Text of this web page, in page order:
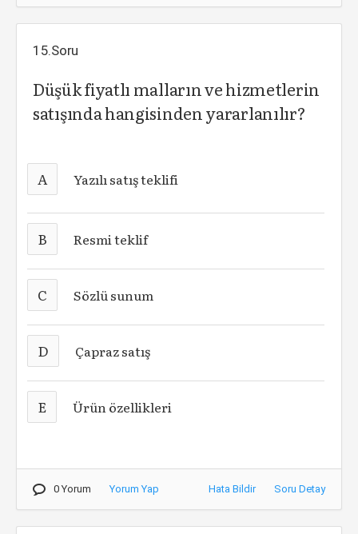
15.Soru
Düşük fiyatlı malların ve hizmetlerin
satışında hangisinden yararlanılır?
A Yazılı satış teklifi
B Resmi teklif
C Sözlü sunum
D Çapraz satış
E Ürün özellikleri
0 Yorum Yorum Yap Hata Bildir Soru Detay